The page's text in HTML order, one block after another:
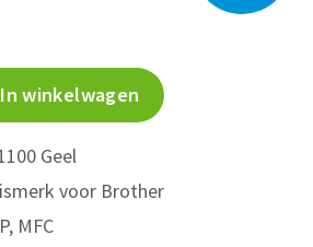
In winkelwagen
Geel
voor Brother
MFC